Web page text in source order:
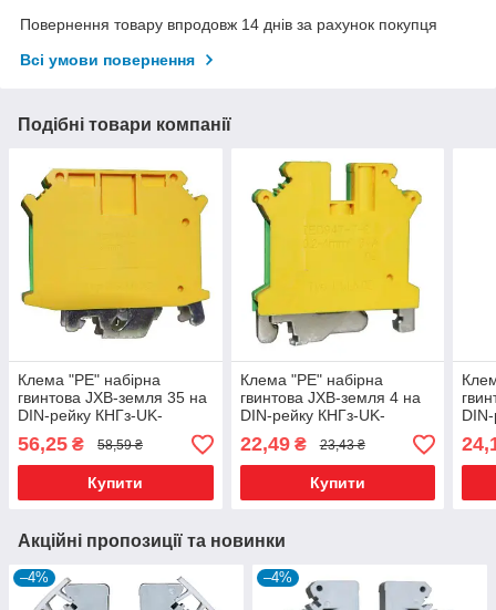
Повернення товару впродовж 14 днів за рахунок покупця
Всі умови повернення
Подібні товари компанії
Клема "PE" набірна
гвинтова JXB-земля 35 на
DIN-рейку КНГз-UK-
USLKG-35 125А 6-35мм2
жовто-зелена
56,25 ₴ 58,59 ₴
Купити
Клема "PE" набірна
гвинтова JXB-земля 4 на
DIN-рейку КНГз-UK-
USLKG-5 34А 0,2-4мм2
жовто-зелена
22,49₴ 23,43 ₴
Купити
Акційні пропозиції та новинки
–4% –4%